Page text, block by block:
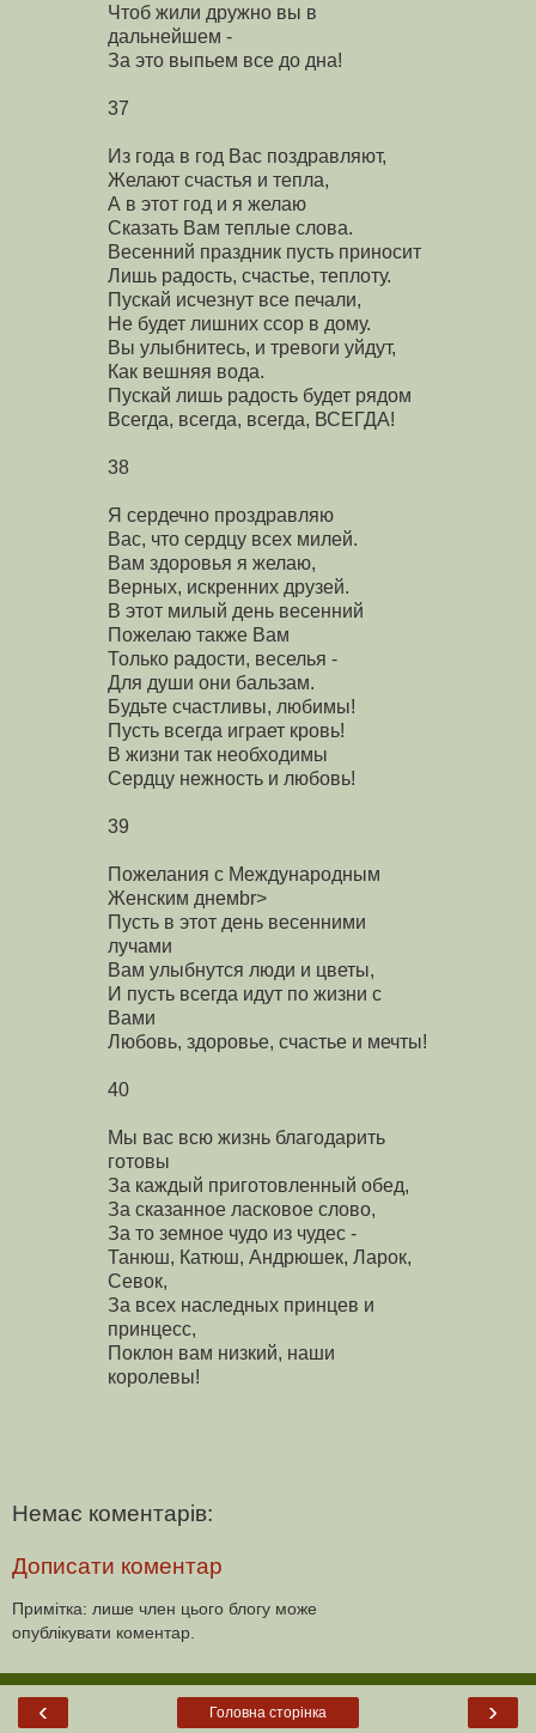
Чтоб жили дружно вы в
дальнейшем -
За это выпьем все до дна!
37
Из года в год Вас поздравляют,
Желают счастья и тепла,
А в этот год и я желаю
Сказать Вам теплые слова.
Весенний праздник пусть приносит
Лишь радость, счастье, теплоту.
Пускай исчезнут все печали,
Не будет лишних ссор в дому.
Вы улыбнитесь, и тревоги уйдут,
Как вешняя вода.
Пускай лишь радость будет рядом
Всегда, всегда, всегда, ВСЕГДА!
38
Я сердечно проздравляю
Вас, что сердцу всех милей.
Вам здоровья я желаю,
Верных, искренних друзей.
В этот милый день весенний
Пожелаю также Вам
Только радости, веселья -
Для души они бальзам.
Будьте счастливы, любимы!
Пусть всегда играет кровь!
В жизни так необходимы
Сердцу нежность и любовь!
39
Пожелания с Международным
Женским днемbr>
Пусть в этот день весенними
лучами
Вам улыбнутся люди и цветы,
И пусть всегда идут по жизни с
Вами
Любовь, здоровье, счастье и мечты!
40
Мы вас всю жизнь благодарить
готовы
За каждый приготовленный обед,
За сказанное ласковое слово,
За то земное чудо из чудес -
Танюш, Катюш, Андрюшек, Ларок,
Севок,
За всех наследных принцев и
принцесс,
Поклон вам низкий, наши
королевы!
Немає коментарів:
Дописати коментар
Примітка: лише член цього блогу може
опублікувати коментар.
‹ ›
Головна сторінка